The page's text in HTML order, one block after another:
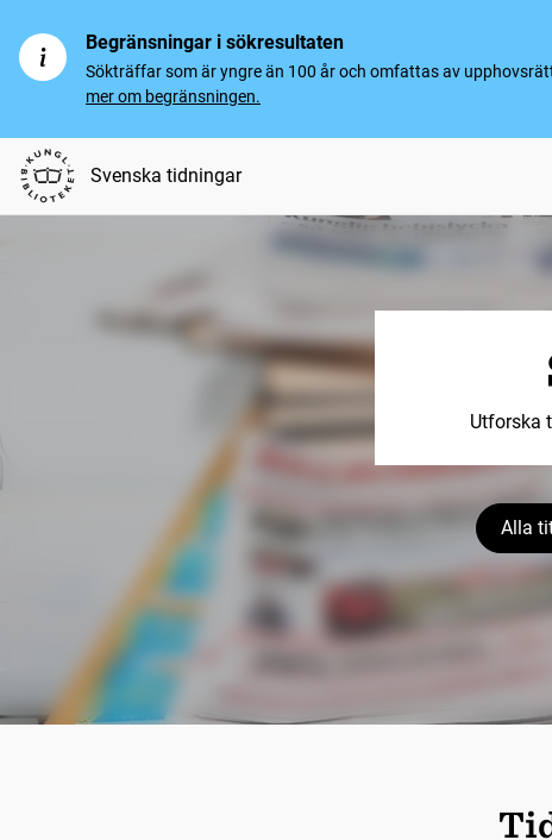
Begränsningar i sökresultaten
Sökträffar som är yngre än 100 år och omfattas av
mer om begränsningen.
Svenska tidningar
Utforska
Alla